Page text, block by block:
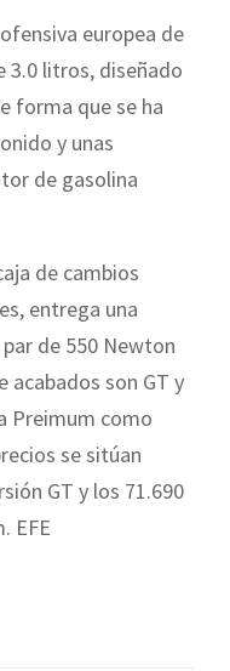
europea de
3.0 litros, diseñado
forma que se ha
y unas
de gasolina
de cambios
entrega una
de 550 Newton
acabados son GT y
Preimum como
se sitúan
GT y los 71.690
EFE